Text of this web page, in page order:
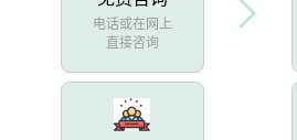
电话或在网上
直接咨询